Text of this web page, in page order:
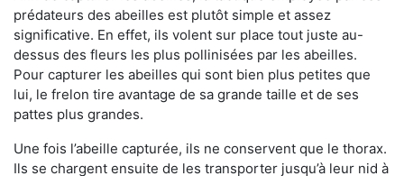
prédateurs des abeilles est plutôt simple et assez
significative. En effet, ils volent sur place tout juste au-
dessus des fleurs les plus pollinisées par les abeilles.
Pour capturer les abeilles qui sont bien plus petites que
lui, le frelon tire avantage de sa grande taille et de ses
pattes plus grandes.
Une fois l’abeille capturée, ils ne conservent que le thorax.
Ils se chargent ensuite de les transporter jusqu’à leur nid à